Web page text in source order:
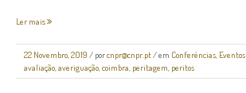
Ler mais
22 Novembro, 2019 / porcnpr@cnpr.pt/ em Conferências, Eventos
avaliação,averiguação,coimbra, peritagem, peritos